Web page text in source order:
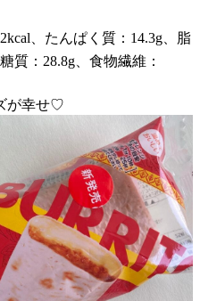
、たんぱく質：14.3g、脂
質：28.8g、食物繊維：
が幸せ♡